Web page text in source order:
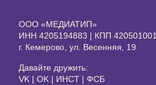
ООО «МЕДИАТИП»
ИНН 4205194883 | КПП 420501001
г. Кемерово, ул. Весенняя, 19
Давайте дружить:
VK |OK | ИНСТ |ФСБ